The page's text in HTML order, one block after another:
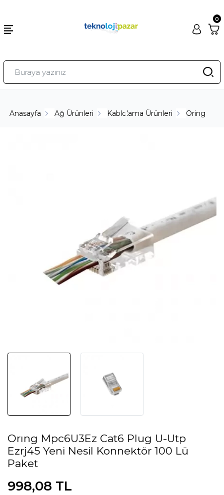
0
Anasayfa Ağ Ürünleri Kablolama Ürünleri Oring
Orıng Mpc6U3Ez Cat6 Plug U-Utp
Ezrj45 Yeni Nesil Konnektör 100 Lü
Paket
998,08 TL